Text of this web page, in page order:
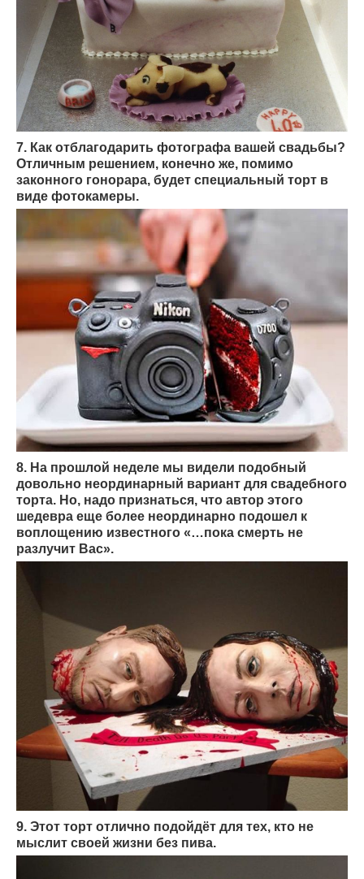
7. Как отблагодарить фотографа вашей свадьбы?
Отличным решением, конечно же, помимо
законного гонорара, будет специальный торт в
виде фотокамеры.
8. На прошлой неделе мы видели подобный
довольно неординарный вариант для свадебного
торта. Но, надо признаться, что автор этого
шедевра еще более неординарно подошел к
воплощению известного «…пока смерть не
разлучит Вас».
9. Этот торт отлично подойдёт для тех, кто не
мыслит своей жизни без пива.